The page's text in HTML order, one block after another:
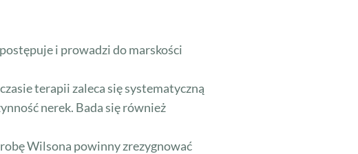
i prowadzi do marskości
terapii zaleca się systematyczną
nerek. Bada się również
Wilsona powinny zrezygnować